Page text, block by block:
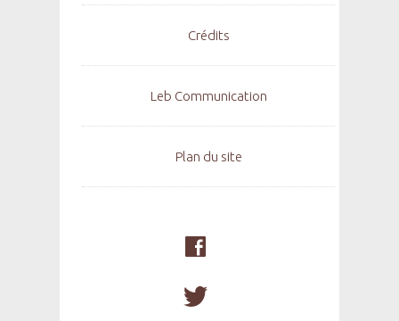
Crédits
Leb Communication
Plan du site